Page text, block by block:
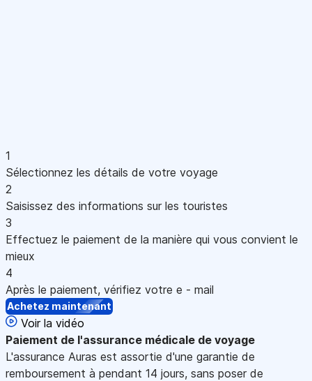
1
Sélectionnez les détails de votre voyage
2
Saisissez des informations sur les touristes
3
Effectuez le paiement de la manière qui vous convient le
mieux
4
Après le paiement, vérifiez votre e - mail
Achetez maintenant
Voir la vidéo
Paiement de l'assurance médicale de voyage
L'assurance Auras est assortie d'une garantie de
remboursement à pendant 14 jours, sans poser de